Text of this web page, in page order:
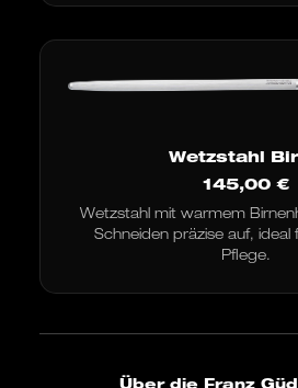
Wetzstahl
145,00 €
Wetzstahl mit warmem
Schneiden präzise auf, ideal
Pflege.
Über die Franz